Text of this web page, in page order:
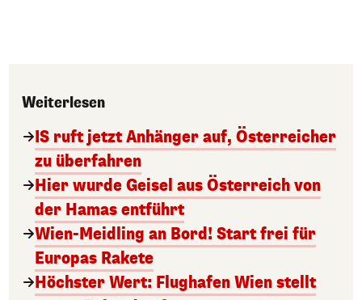
Weiterlesen
IS ruft jetzt Anhänger auf, Österreicher
zu überfahren
Hier wurde Geisel aus Österreich von
der Hamas entführt
Wien-Meidling an Bord! Start frei für
Europas Rakete
Höchster Wert: Flughafen Wien stellt